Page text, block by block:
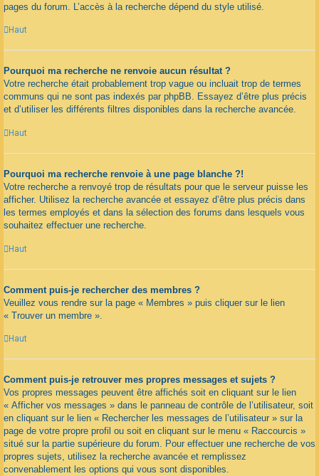
pages du forum. L’accès à la recherche dépend du style utilisé.
Haut
Pourquoi ma recherche ne renvoie aucun résultat ?
Votre recherche était probablement trop vague ou incluait trop de termes
communs qui ne sont pas indexés par phpBB. Essayez d’être plus précis
et d’utiliser les différents filtres disponibles dans la recherche avancée.
Haut
Pourquoi ma recherche renvoie à une page blanche ?!
Votre recherche a renvoyé trop de résultats pour que le serveur puisse les
afficher. Utilisez la recherche avancée et essayez d’être plus précis dans
les termes employés et dans la sélection des forums dans lesquels vous
souhaitez effectuer une recherche.
Haut
Comment puis-je rechercher des membres ?
Veuillez vous rendre sur la page « Membres » puis cliquer sur le lien
« Trouver un membre ».
Haut
Comment puis-je retrouver mes propres messages et sujets ?
Vos propres messages peuvent être affichés soit en cliquant sur le lien
« Afficher vos messages » dans le panneau de contrôle de l’utilisateur, soit
en cliquant sur le lien « Rechercher les messages de l’utilisateur » sur la
page de votre propre profil ou soit en cliquant sur le menu « Raccourcis »
situé sur la partie supérieure du forum. Pour effectuer une recherche de vos
propres sujets, utilisez la recherche avancée et remplissez
convenablement les options qui vous sont disponibles.